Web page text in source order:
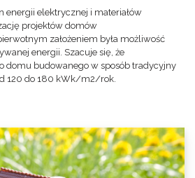
energii elektrycznej i materiałów
projektów domów
założeniem była możliwość
energii. Szacuje się, że
domu budowanego w sposób tradycyjny
120 do 180 kWk/m2/rok.